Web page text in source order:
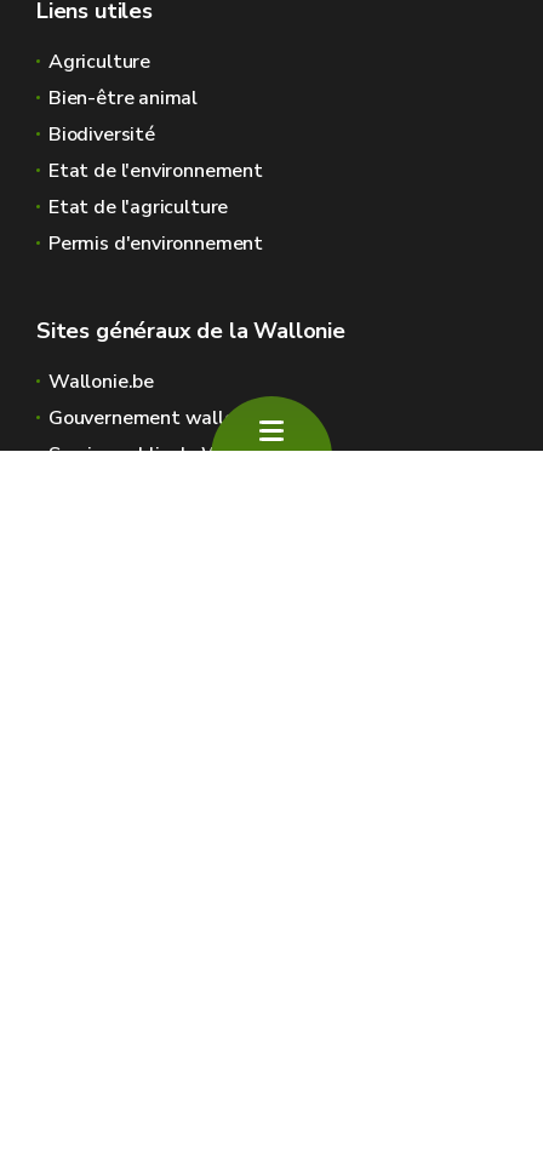
Liens utiles
Agriculture
Bien-être animal
Biodiversité
Etat de l'environnement
Etat de l'agriculture
Permis d'environnement
Sites généraux de la Wallonie
Wallonie.be
Gouvernement wallon
Service public de Wallonie